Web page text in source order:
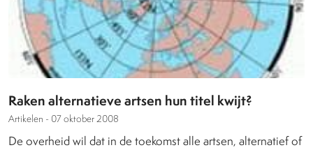
Raken alternatieve artsen hun titel kwijt?
Artikelen - 07 oktober 2008
De overheid wil dat in de toekomst alle artsen, alternatief of